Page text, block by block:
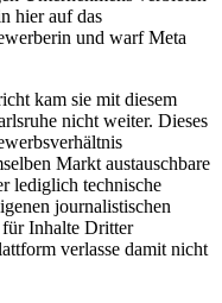
hier auf das
und warf Meta
kam sie mit diesem
nicht weiter. Dieses
Markt austauschbare
lediglich technische
journalistischen
Inhalte Dritter
verlasse damit nicht